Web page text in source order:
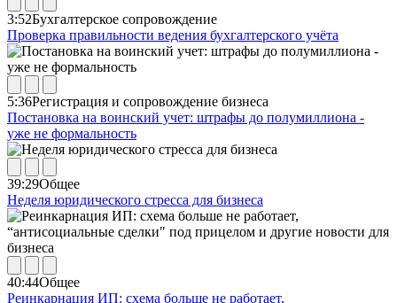
3:52Бухгалтерское сопровождение
Проверка правильности ведения бухгалтерского учёта
5:36Регистрация и сопровождение бизнеса
Постановка на воинский учет: штрафы до полумиллиона -
уже не формальность
39:29Общее
Неделя юридического стресса для бизнеса
40:44Общее
Реинкарнация ИП: схема больше не работает,